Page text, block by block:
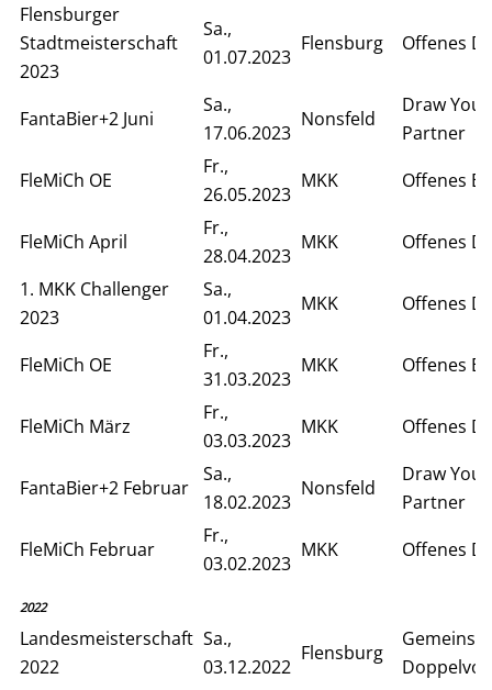
Flensburger
Stadtmeisterschaft
2023
Sa.,
01.07.2023
Flensburg Offenes
FantaBier+2 Juni
Sa.,
17.06.2023
Nonsfeld
Draw Your
Partner
FleMiCh OE
Fr.,
26.05.2023
MKK Offenes
FleMiCh April
Fr.,
28.04.2023
MKK
Offenes
1. MKK Challenger
2023
Sa.,
01.04.2023
MKK Offenes
FleMiCh OE
Fr.,
31.03.2023
MKK Offenes
FleMiCh März
Fr.,
03.03.2023
MKK Offenes
FantaBier+2 Februar
Sa.,
18.02.2023
Nonsfeld
Draw Your
Partner
FleMiCh Februar
Fr.,
03.02.2023
MKK Offenes
2022
Landesmeisterschaft
2022
Sa.,
03.12.2022
Flensburg